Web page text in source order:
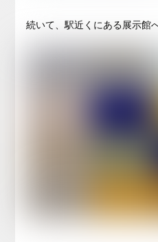
続いて、駅近くにある展示館